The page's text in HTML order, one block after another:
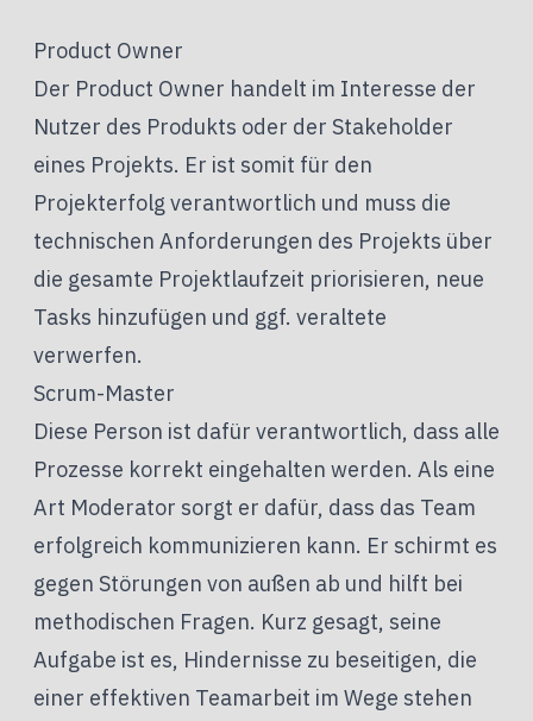
Product Owner
Der Product Owner handelt im Interesse der
Nutzer des Produkts oder der Stakeholder
eines Projekts. Er ist somit für den
Projekterfolg verantwortlich und muss die
technischen Anforderungen des Projekts über
die gesamte Projektlaufzeit priorisieren, neue
Tasks hinzufügen und ggf. veraltete
verwerfen.
Scrum-Master
Diese Person ist dafür verantwortlich, dass alle
Prozesse korrekt eingehalten werden. Als eine
Art Moderator sorgt er dafür, dass das Team
erfolgreich kommunizieren kann. Er schirmt es
gegen Störungen von außen ab und hilft bei
methodischen Fragen. Kurz gesagt, seine
Aufgabe ist es, Hindernisse zu beseitigen, die
einer effektiven Teamarbeit im Wege stehen